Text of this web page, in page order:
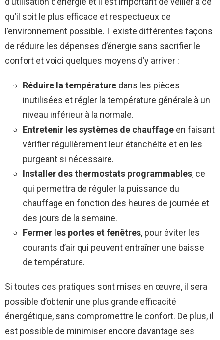
qu’il soit le plus efficace et respectueux de
l’environnement possible. Il existe différentes façons
de réduire les dépenses d’énergie sans sacrifier le
confort et voici quelques moyens d’y arriver :
Réduire la température dans les pièces
inutilisées et régler la température générale à un
niveau inférieur à la normale.
Entretenir les systèmes de chauffage en faisant
vérifier régulièrement leur étanchéité et en les
purgeant si nécessaire.
Installer des thermostats programmables, ce
qui permettra de réguler la puissance du
chauffage en fonction des heures de journée et
des jours de la semaine.
Fermer les portes et fenêtres, pour éviter les
courants d’air qui peuvent entraîner une baisse
de température.
Si toutes ces pratiques sont mises en œuvre, il sera
possible d’obtenir une plus grande efficacité
énergétique, sans compromettre le confort. De plus, il
est possible de minimiser encore davantage ses